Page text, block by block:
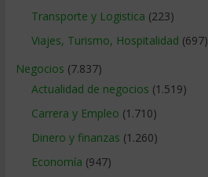
Transporte y Logistica (223)
Viajes, Turismo, Hospitalidad (697)
Negocios (7.837)
Actualidad de negocios (1.519)
Carrera y Empleo (1.710)
Dinero y finanzas (1.260)
Economía (947)